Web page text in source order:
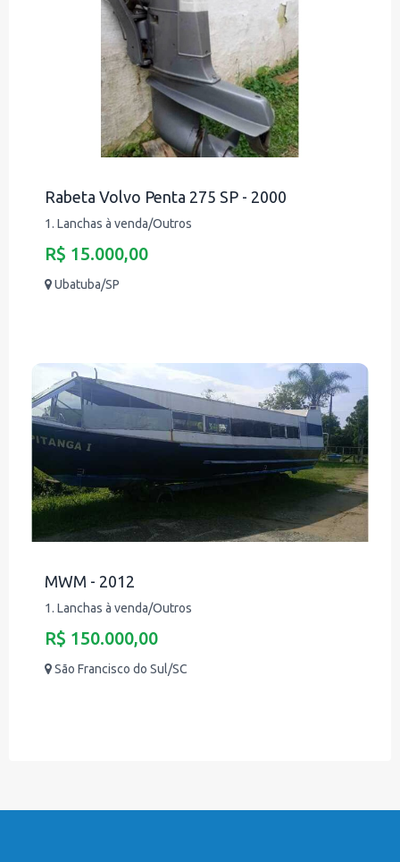
Rabeta Volvo Penta 275 SP - 2000
1. Lanchas à venda/Outros
R$ 15.000,00
Ubatuba/SP
MWM - 2012
1. Lanchas à venda/Outros
R$ 150.000,00
São Francisco do Sul/SC